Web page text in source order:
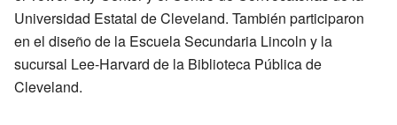
Universidad Estatal de Cleveland. También participaron
en el diseño de la Escuela Secundaria Lincoln y la
sucursal Lee-Harvard de la Biblioteca Pública de
Cleveland.